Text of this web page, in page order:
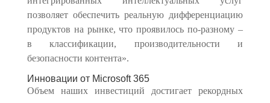
позволяет обеспечить реальную дифференциацию
продуктов на рынке, что проявилось по-разному –
в классификации, производительности и
безопасности контента».
Инновации от Microsoft 365
Объем наших инвестиций достигает рекордных